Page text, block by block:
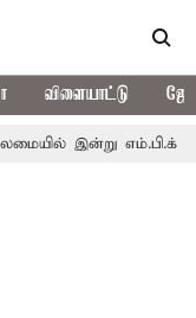
விளையாட்டு
எம்.பி.க்கள் கூட்டம்: